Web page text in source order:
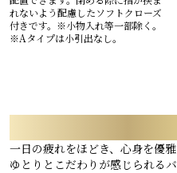
れないよう配慮したソフトクローズ
付きです。※小物入れ等一部除く。
※Aタイプは小引出なし。
一日の疲れをほどき、心身を優雅
ゆとりとこだわりが感じられるバ